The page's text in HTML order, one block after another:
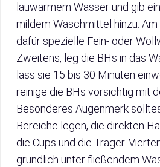
lauwarmem Wasser und gib
mildem Waschmittel hinzu.
dafür spezielle Fein- oder
Zweitens, leg die BHs in das
lass sie 15 bis 30 Minuten
reinige die BHs vorsichtig mit
Besonderes Augenmerk
Bereiche legen, die direkten
die Cups und die Träger.
gründlich unter fließendem